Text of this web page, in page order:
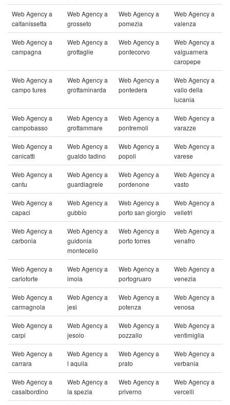
Web Agency a
caltanissetta
Web Agency a
grosseto
Web Agency a
pomezia
Web Agency a
valenza
Web Agency a
campagna
Web Agency a
grottaglie
Web Agency a
pontecorvo
Web Agency a
valguarnera
caropepe
Web Agency a
campo tures
Web Agency a
grottaminarda
Web Agency a
pontedera
Web Agency a
vallo della
lucania
Web Agency a
campobasso
Web Agency a
grottammare
Web Agency a
pontremoli
Web Agency a
varazze
Web Agency a
canicatti
Web Agency a
gualdo tadino
Web Agency a
popoli
Web Agency a
varese
Web Agency a
cantu
Web Agency a
guardiagrele
Web Agency a
pordenone
Web Agency a
vasto
Web Agency a
capaci
Web Agency a
gubbio
Web Agency a
porto san giorgio
Web Agency a
velletri
Web Agency a
carbonia
Web Agency a
guidonia
montecelio
Web Agency a
porto torres
Web Agency a
venafro
Web Agency a
carloforte
Web Agency a
imola
Web Agency a
portogruaro
Web Agency a
venezia
Web Agency a
carmagnola
Web Agency a
jesi
Web Agency a
potenza
Web Agency a
venosa
Web Agency a
carpi
Web Agency a
jesolo
Web Agency a
pozzallo
Web Agency a
ventimiglia
Web Agency a
carrara
Web Agency a
l aquila
Web Agency a
prato
Web Agency a
verbania
Web Agency a
casalbordino
Web Agency a
la spezia
Web Agency a
priverno
Web Agency a
vercelli